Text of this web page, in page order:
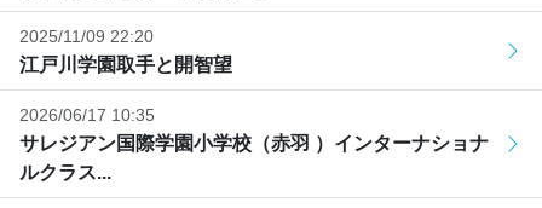
2025/11/09 22:20
江戸川学園取手と開智望
2026/06/17 10:35
サレジアン国際学園小学校（赤羽 ）インターナショナ
ルクラス...